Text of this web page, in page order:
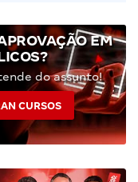
EM
do assunto!
CURSOS